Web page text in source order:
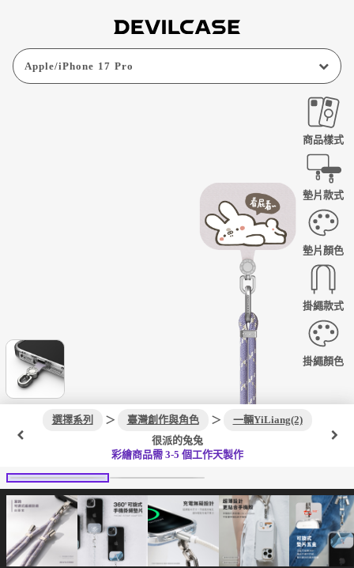
Apple/iPhone 17 Pro
商品樣式
墊片款式
墊片顏色
掛繩款式
掛繩顏色
選擇系列 ＞ 臺灣創作與角色 ＞
一輛YiLiang(2)
很派的兔兔
彩繪商品需 3-5 個工作天製作